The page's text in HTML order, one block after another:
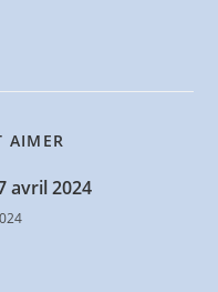
AIMER
avril 2024